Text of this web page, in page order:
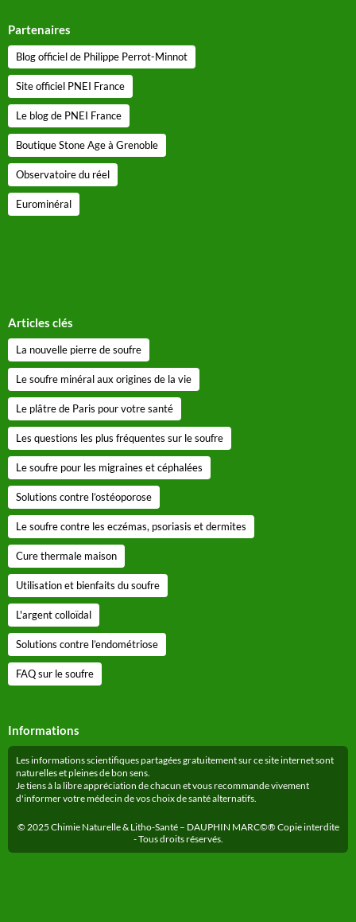
Partenaires
Blog officiel de Philippe Perrot-Minnot
Site officiel PNEI France
Le blog de PNEI France
Boutique Stone Age à Grenoble
Observatoire du réel
Eurominéral
Articles clés
La nouvelle pierre de soufre
Le soufre minéral aux origines de la vie
Le plâtre de Paris pour votre santé
Les questions les plus fréquentes sur le soufre
Le soufre pour les migraines et céphalées
Solutions contre l’ostéoporose
Le soufre contre les eczémas, psoriasis et dermites
Cure thermale maison
Utilisation et bienfaits du soufre
L'argent colloïdal
Solutions contre l’endométriose
FAQ sur le soufre
Informations
Les informations scientifiques partagées gratuitement sur ce site internet sont
naturelles et pleines de bon sens.
Je tiens à la libre appréciation de chacun et vous recommande vivement
d'informer votre médecin de vos choix de santé alternatifs.
© 2025 Chimie Naturelle & Litho-Santé – DAUPHIN MARC©® Copie interdite
- Tous droits réservés.